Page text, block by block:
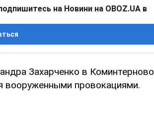
на Новини на OBOZ.UA в
Захарченко в Коминтерново
вооруженными провокациями.